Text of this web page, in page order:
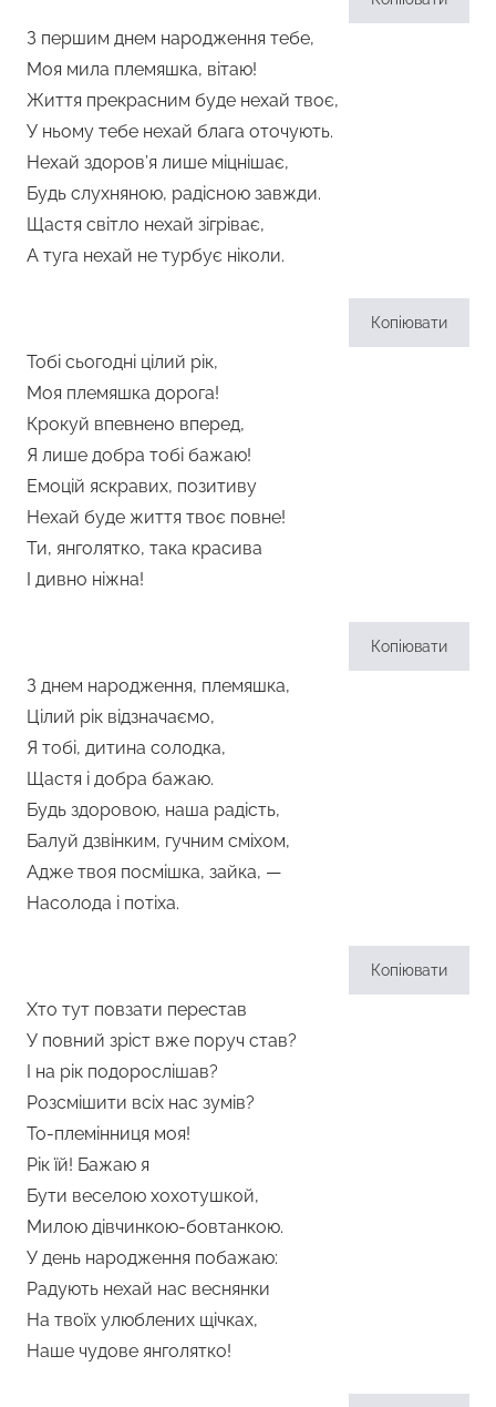
З першим днем народження тебе,
Моя мила племяшка, вітаю!
Життя прекрасним буде нехай твоє,
У ньому тебе нехай блага оточують.
Нехай здоров’я лише міцнішає,
Будь слухняною, радісною завжди.
Щастя світло нехай зігріває,
А туга нехай не турбує ніколи.
Копіювати
Тобі сьогодні цілий рік,
Моя племяшка дорога!
Крокуй впевнено вперед,
Я лише добра тобі бажаю!
Емоцій яскравих, позитиву
Нехай буде життя твоє повне!
Ти, янголятко, така красива
І дивно ніжна!
Копіювати
З днем народження, племяшка,
Цілий рік відзначаємо,
Я тобі, дитина солодка,
Щастя і добра бажаю.
Будь здоровою, наша радість,
Балуй дзвінким, гучним сміхом,
Адже твоя посмішка, зайка, —
Насолода і потіха.
Копіювати
Хто тут повзати перестав
У повний зріст вже поруч став?
І на рік подорослішав?
Розсмішити всіх нас зумів?
То-племінниця моя!
Рік їй! Бажаю я
Бути веселою хохотушкой,
Милою дівчинкою-бовтанкою.
У день народження побажаю:
Радують нехай нас веснянки
На твоїх улюблених щічках,
Наше чудове янголятко!